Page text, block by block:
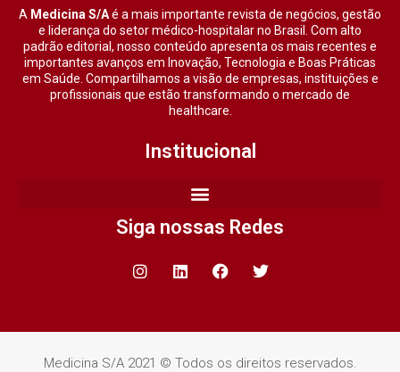
A Medicina S/Aé a mais importante revista de negócios, gestão
e liderança do setor médico-hospitalar no Brasil. Com alto
padrão editorial, nosso conteúdo apresenta os mais recentes e
importantes avanços em Inovação, Tecnologia e Boas Práticas
em Saúde. Compartilhamos a visão de empresas, instituições e
profissionais que estão transformando o mercado de
healthcare.
Institucional
Siga nossas Redes
Medicina S/A 2021 © Todos os direitos reservados.